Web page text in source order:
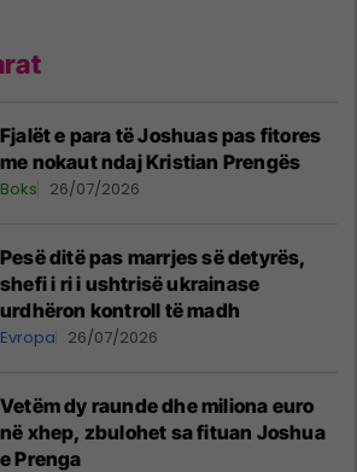
Fjalët e para të Joshuas pas fitores
me nokaut ndaj Kristian Prengës
Boks 26/07/2026
Pesë ditë pas marrjes së detyrës,
shefi i ri i ushtrisë ukrainase
urdhëron kontroll të madh
Evropa 26/07/2026
Vetëm dy raunde dhe miliona euro
në xhep, zbulohet sa fituan Joshua
e Prenga